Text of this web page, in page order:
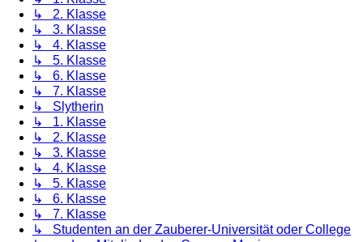
↳ 2. Klasse
↳ 3. Klasse
↳ 4. Klasse
↳ 5. Klasse
↳ 6. Klasse
↳ 7. Klasse
↳ Slytherin
↳ 1. Klasse
↳ 2. Klasse
↳ 3. Klasse
↳ 4. Klasse
↳ 5. Klasse
↳ 6. Klasse
↳ 7. Klasse
↳ Studenten an der Zauberer-Universität oder College